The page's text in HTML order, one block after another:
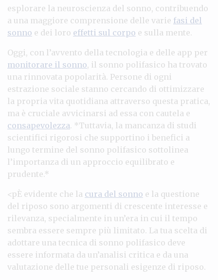
esplorare la neuroscienza del sonno, contribuendo
a una maggiore comprensione delle varie fasi del
sonno e dei loro effetti sul corpo e sulla mente.
Oggi, con l’avvento della tecnologia e delle app per
monitorare il sonno, il sonno polifasico ha trovato
una rinnovata popolarità. Persone di ogni
estrazione sociale stanno cercando di ottimizzare
la propria vita quotidiana attraverso questa pratica,
ma è cruciale avvicinarsi ad essa con cautela e
consapevolezza. *Tuttavia, la mancanza di studi
scientifici rigorosi che supportino i benefici a
lungo termine del sonno polifasico sottolinea
l’importanza di un approccio equilibrato e
prudente.*
<pÈ evidente che la cura del sonno e la questione
del riposo sono argomenti di crescente interesse e
rilevanza, specialmente in un’era in cui il tempo
sembra essere sempre più limitato. La tua scelta di
adottare una tecnica di sonno polifasico deve
essere informata da un’analisi critica e da una
valutazione delle tue personali esigenze di riposo.